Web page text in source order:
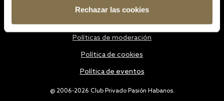
Rechazar las cookies
@ 2006-2026 Club Privado Pasión Habanos.
Políticas de moderación
Política de cookies
Política de eventos